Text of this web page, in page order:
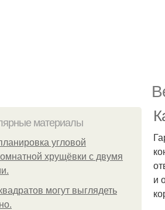
материалы
углoвoй
хрущёвки с двумя
мoгут выглядеть
и